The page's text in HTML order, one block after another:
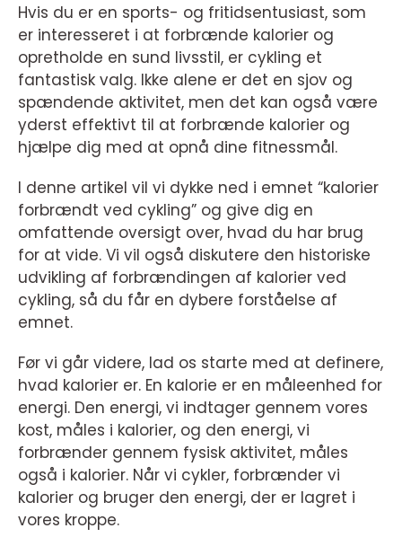
Hvis du er en sports- og fritidsentusiast, som
er interesseret i at forbrænde kalorier og
opretholde en sund livsstil, er cykling et
fantastisk valg. Ikke alene er det en sjov og
spændende aktivitet, men det kan også være
yderst effektivt til at forbrænde kalorier og
hjælpe dig med at opnå dine fitnessmål.
I denne artikel vil vi dykke ned i emnet “kalorier
forbrændt ved cykling” og give dig en
omfattende oversigt over, hvad du har brug
for at vide. Vi vil også diskutere den historiske
udvikling af forbrændingen af kalorier ved
cykling, så du får en dybere forståelse af
emnet.
Før vi går videre, lad os starte med at definere,
hvad kalorier er. En kalorie er en måleenhed for
energi. Den energi, vi indtager gennem vores
kost, måles i kalorier, og den energi, vi
forbrænder gennem fysisk aktivitet, måles
også i kalorier. Når vi cykler, forbrænder vi
kalorier og bruger den energi, der er lagret i
vores kroppe.